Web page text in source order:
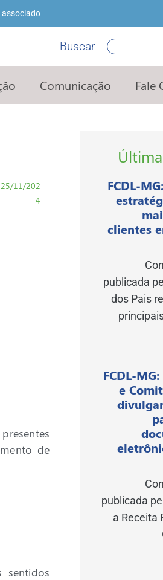
associado
Buscar Pesquisar
Comunicação Fale
25/11/202
4
de
sentidos
FCDL-
clientes
publicada
dos Pais
FCDL-
e
publicada
a Receita